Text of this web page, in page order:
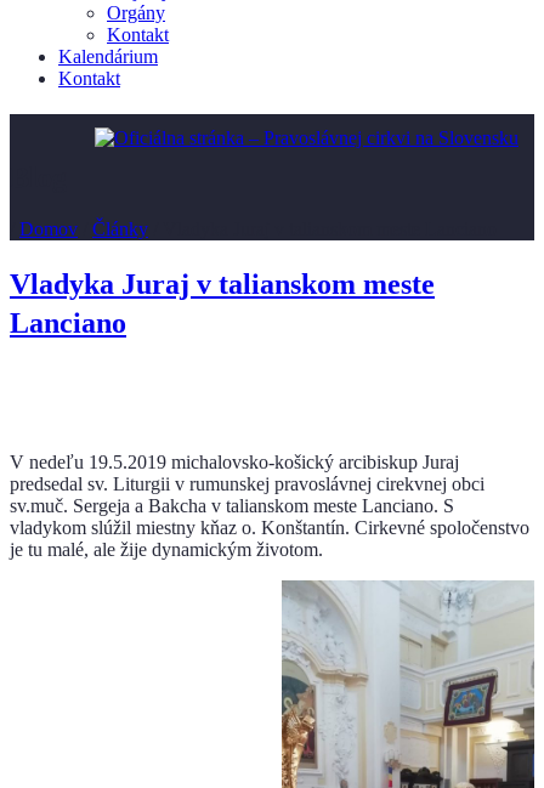
Orgány
Kontakt
Kalendárium
Kontakt
Domov Články
Vladyka Juraj v talianskom meste
Lanciano
V nedeľu 19.5.2019 michalovsko-košický arcibiskup Juraj
predsedal sv. Liturgii v rumunskej pravoslávnej cirekvnej obci
sv.muč. Sergeja a Bakcha v talianskom meste Lanciano. S
vladykom slúžil miestny kňaz o. Konštantín. Cirkevné spoločenstvo
je tu malé, ale žije dynamickým životom.